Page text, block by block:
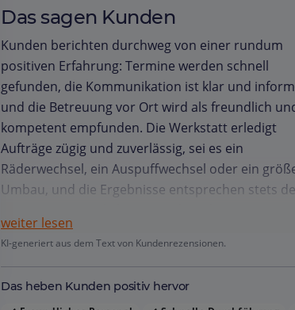
Das sagen Kunden
Kunden berichten durchweg von einer rundum
positiven Erfahrung: Termine werden schnell
gefunden, die Kommunikation ist klar und
und die Betreuung vor Ort wird als freundlich
kompetent empfunden. Die Werkstatt erledigt
Aufträge zügig und zuverlässig, sei es ein
Räderwechsel, ein Auspuffwechsel oder ein
Umbau, und die Ergebnisse entsprechen stets
Abwicklung reibungslos verläuft, ohne
Beanstandungen, und dass sie sich gut
fühlen. Auch die Servicequalität wird als
beschrieben, wobei die Mitarbeiter stets
weiter lesen
KI-generiert aus dem Text von Kundenrezensionen.
Das heben Kunden positiv hervor